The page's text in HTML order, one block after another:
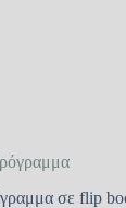
σε flip